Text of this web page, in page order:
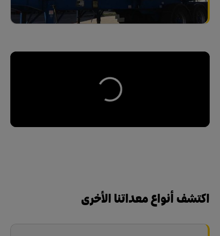
اكتشف أنواع معداتنا الأخرى